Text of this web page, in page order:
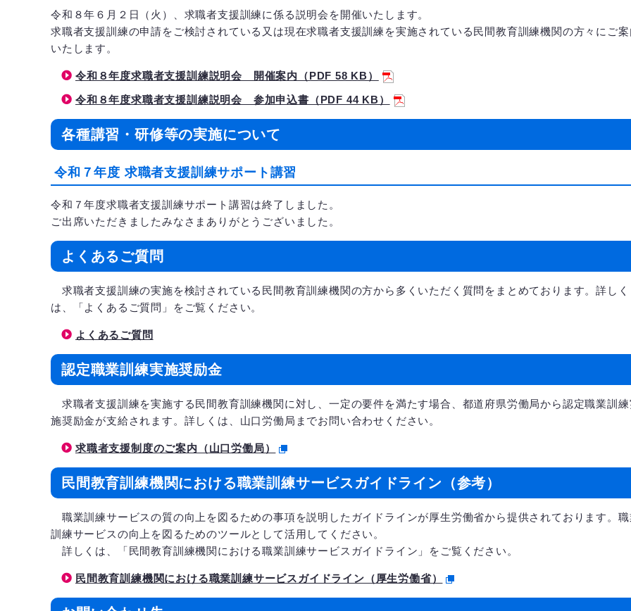
令和８年６月２日（火）、求職者支援訓練に係る説明会を開催いたします。
求職者支援訓練の申請をご検討されている又は現在求職者支援訓練を実施されている民間教育訓練機関の方々にご
いたします。
令和８年度求職者支援訓練説明会 開催案内（PDF 58 KB）
令和８年度求職者支援訓練説明会 参加申込書（PDF 44 KB）
各種講習・研修等の実施について
令和７年度 求職者支援訓練サポート講習
令和７年度求職者支援訓練サポート講習は終了しました。
ご出席いただきましたみなさまありがとうございました。
よくあるご質問
求職者支援訓練の実施を検討されている民間教育訓練機関の方から多くいただく質問をまとめております。詳しく
は、「よくあるご質問」をご覧ください。
よくあるご質問
認定職業訓練実施奨励金
求職者支援訓練を実施する民間教育訓練機関に対し、一定の要件を満たす場合、都道府県労働局から認定職業訓
施奨励金が支給されます。詳しくは、山口労働局までお問い合わせください。
求職者支援制度のご案内（山口労働局）
民間教育訓練機関における職業訓練サービスガイドライン（参考）
職業訓練サービスの質の向上を図るための事項を説明したガイドラインが厚生労働省から提供されております。
訓練サービスの向上を図るためのツールとして活用してください。
詳しくは、「民間教育訓練機関における職業訓練サービスガイドライン」をご覧ください。
民間教育訓練機関における職業訓練サービスガイドライン（厚生労働省）